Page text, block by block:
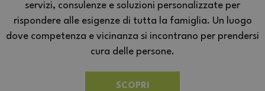
servizi, consulenze e soluzioni personalizzate per
rispondere alle esigenze di tutta la famiglia. Un luogo
dove competenza e vicinanza si incontrano per prendersi
cura delle persone.
SCOPRI